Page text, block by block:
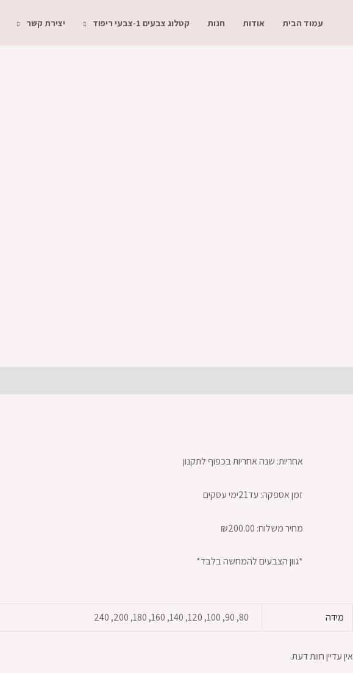
עמוד הבית אודות חנות קטלוג צבעים 1-צבעי ריפוד יצירת קשר
אחריות: שנה אחריות בכפוף לתקנון
זמן אספקה: עד21ימי עסקים
מחיר משלוח: ₪200.00
*גוון הצבעים להמחשה בלבד*
מידה 80, 90, 100, 120, 140, 160, 180, 200, 240
אין עדיין חוות דעת.